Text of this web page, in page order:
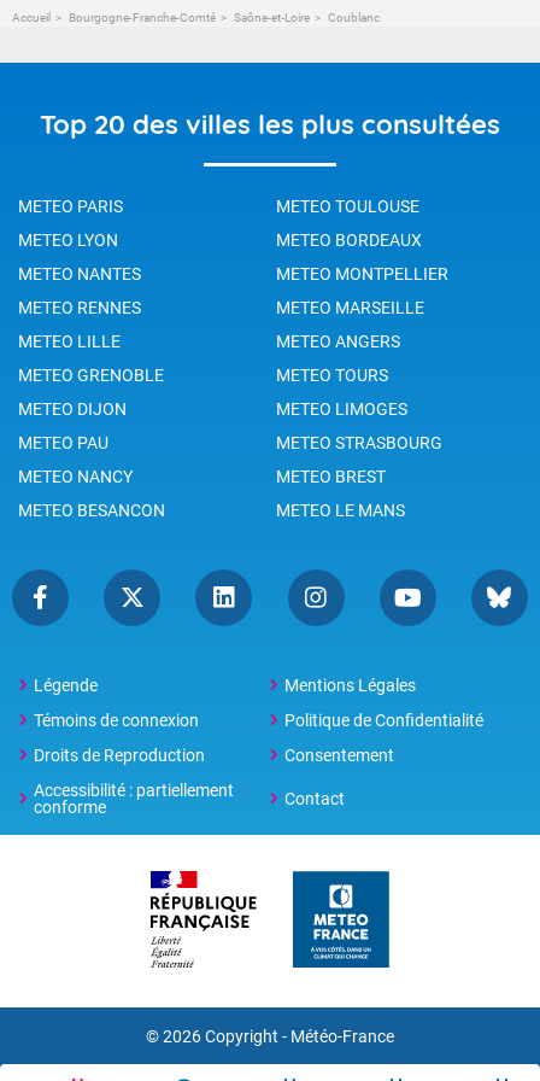
Accueil Bourgogne-Franche-Comté Saône-et-Loire Coublanc
Top 20 des villes les plus consultées
METEO PARIS
METEO TOULOUSE
METEO LYON
METEO BORDEAUX
METEO NANTES
METEO MONTPELLIER
METEO RENNES
METEO MARSEILLE
METEO LILLE
METEO ANGERS
METEO GRENOBLE
METEO TOURS
METEO DIJON
METEO LIMOGES
METEO PAU
METEO STRASBOURG
METEO NANCY
METEO BREST
METEO BESANCON
METEO LE MANS
Légende
Mentions Légales
Témoins de connexion
Politique de Confidentialité
Droits de Reproduction
Consentement
Accessibilité : partiellement
conforme
Contact
© 2026 Copyright - Météo-France